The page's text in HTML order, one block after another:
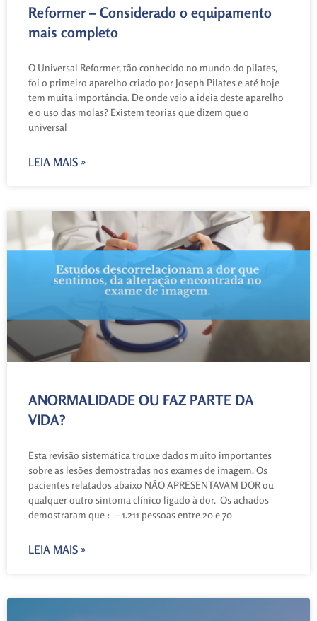
Reformer – Considerado o equipamento
mais completo
O Universal Reformer, tão conhecido no mundo do pilates,
foi o primeiro aparelho criado por Joseph Pilates e até hoje
tem muita importância. De onde veio a ideia deste aparelho
e o uso das molas? Existem teorias que dizem que o
universal
LEIA MAIS »
ANORMALIDADE OU FAZ PARTE DA
VIDA?
Esta revisão sistemática trouxe dados muito importantes
sobre as lesões demostradas nos exames de imagem. Os
pacientes relatados abaixo NÂO APRESENTAVAM DOR ou
qualquer outro sintoma clínico ligado à dor. Os achados
demostraram que : – 1.211 pessoas entre 20 e 70
LEIA MAIS »